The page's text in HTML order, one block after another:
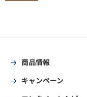
商品情報
キャンペーン